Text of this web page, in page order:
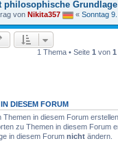
philosophische
von Nikita357 « Sonntag
1 Thema • Seite 1 von 1
DIESEM FORUM
Themen in diesem Forum erstellen.
zu Themen in diesem Forum
in diesem Forum nicht ändern.